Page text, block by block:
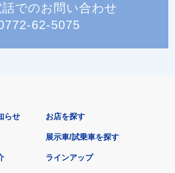
話でのお問い合わせ
62-5075
らせ お店を探す
展示車/試乗車を探す
ラインアップ